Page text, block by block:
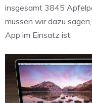
insgesamt 3845
müssen wir dazu
App im Einsatz ist.